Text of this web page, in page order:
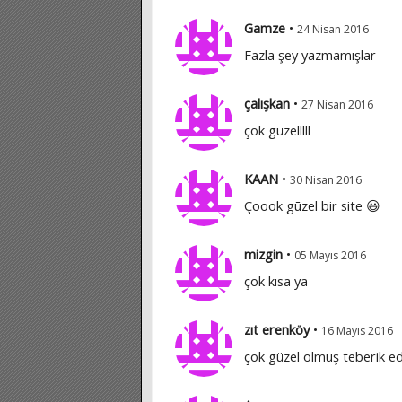
Gamze• 24 Nisan 2016
Fazla şey yazmamışlar
çalışkan• 27 Nisan 2016
çok güzelllll
KAAN• 30 Nisan 2016
Çoook gūzel bir site 😃
mizgin• 05 Mayıs 2016
çok kısa ya
zıt erenköy• 16 Mayıs 2016
çok güzel olmuş teberik